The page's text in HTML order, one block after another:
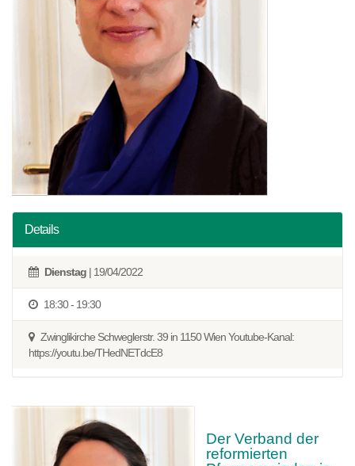
Details
Dienstag | 19/04/2022
18:30 - 19:30
Zwinglikirche Schweglerstr. 39 in 1150 Wien Youtube-Kanal:
https://youtu.be/THedNETdcE8
Der Verband der
reformierten